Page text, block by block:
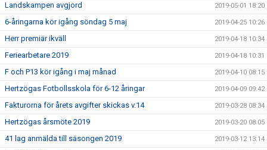
Landskampen avgjord 2019-05-01 18:20
6-åringarna kör igång söndag 5 maj 2019-04-25 10:26
Herr premiär ikväll 2019-04-18 10:34
Feriearbetare 2019 2019-04-18 10:31
F och P13 kör igång i maj månad 2019-04-10 08:15
Hertzögas Fotbollsskola för 6-12 åringar 2019-04-09 09:42
Fakturorna för årets avgifter skickas v.14 2019-03-28 08:34
Hertzögas årsmöte 2019 2019-03-20 08:05
41 lag anmälda till säsongen 2019 2019-03-12 13:14